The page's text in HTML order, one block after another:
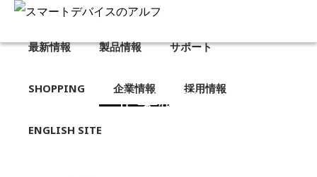
最新情報 製品情報 サポート
SHOPPING 企業情報 採用情報
ENGLISH SITE
企業概要